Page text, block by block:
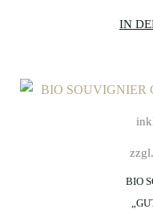
IN
zzgl.
BIO